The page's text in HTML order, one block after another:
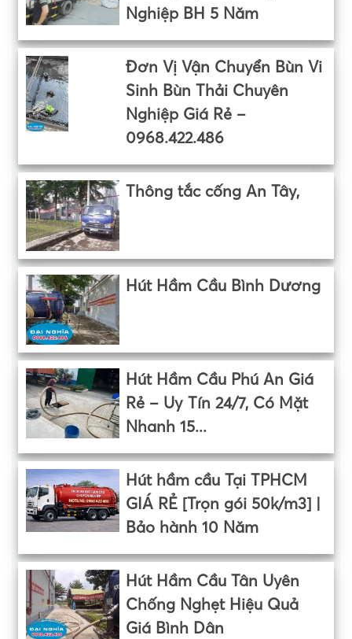
Nghiệp BH 5 Năm
Đơn Vị Vận Chuyển Bùn Vi
Sinh Bùn Thải Chuyên
Nghiệp Giá Rẻ –
0968.422.486
Thông tắc cống An Tây,
Hút Hầm Cầu Bình Dương
Hút Hầm Cầu Phú An Giá
Rẻ – Uy Tín 24/7, Có Mặt
Nhanh 15...
Hút hầm cầu Tại TPHCM
GIÁ RẺ [Trọn gói 50k/m3] |
Bảo hành 10 Năm
Hút Hầm Cầu Tân Uyên
Chống Nghẹt Hiệu Quả
Giá Bình Dân